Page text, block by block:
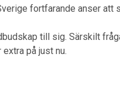
fortfarande anser att
till sig. Särskilt
på just nu.